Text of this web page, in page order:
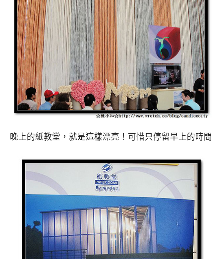
晚上的紙教堂，就是這樣漂亮！可惜只停留早上的時間